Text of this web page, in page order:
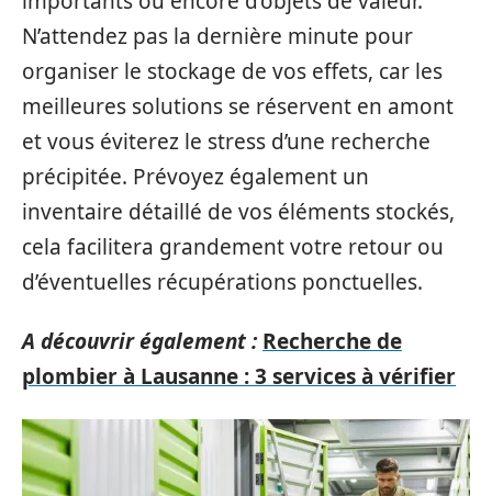
N’attendez pas la dernière minute pour
organiser le stockage de vos effets, car les
meilleures solutions se réservent en amont
et vous éviterez le stress d’une recherche
précipitée. Prévoyez également un
inventaire détaillé de vos éléments stockés,
cela facilitera grandement votre retour ou
d’éventuelles récupérations ponctuelles.
A découvrir également : Recherche de
plombier à Lausanne : 3 services à vérifier